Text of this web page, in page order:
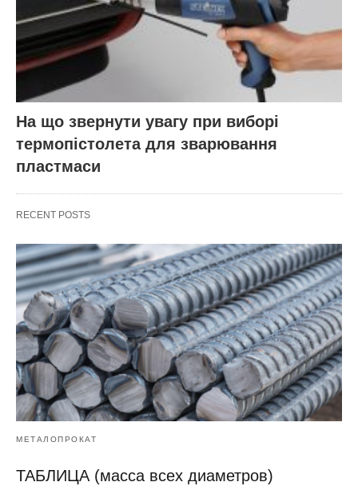
На що звернути увагу при виборі
термопістолета для зварювання
пластмаси
RECENT POSTS
МЕТАЛОПРОКАТ
ТАБЛИЦА (масса всех диаметров)